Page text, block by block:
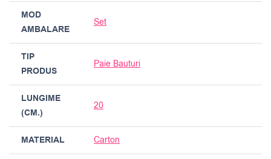
MOD
AMBALARE
Set
TIP
PRODUS
Paie Bauturi
LUNGIME
(CM.)
20
MATERIAL Carton